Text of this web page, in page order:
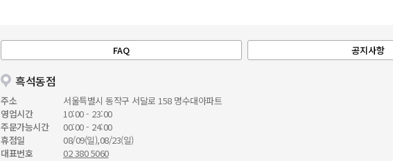
FAQ 공지사항
흑석동점
주소
서울특별시 동작구 서달로 158 명수대아파트
영업시간
10:00 - 23:00
주문가능시간
00:00 - 24:00
휴점일
08/09(일),08/23(일)
대표번호
02 380 5060